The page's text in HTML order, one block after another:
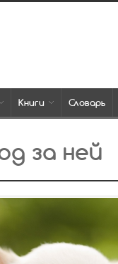
Книги Словарь
за ней